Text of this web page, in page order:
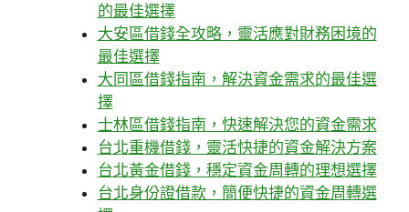
的最佳選擇
大安區借錢全攻略，靈活應對財務困境的
最佳選擇
大同區借錢指南，解決資金需求的最佳選
擇
士林區借錢指南，快速解決您的資金需求
台北重機借錢，靈活快捷的資金解決方案
台北黃金借錢，穩定資金周轉的理想選擇
台北身份證借款，簡便快捷的資金周轉選